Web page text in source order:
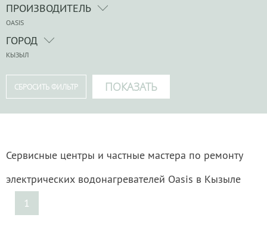
ПРОИЗВОДИТЕЛЬ
OASIS
ГОРОД
КЫЗЫЛ
Сервисные центры и частные мастера по ремонту
электрических водонагревателей Oasis в Кызыле
1